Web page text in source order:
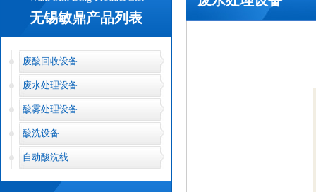
无锡敏鼎产品列表
废酸回收设备
废水处理设备
酸雾处理设备
酸洗设备
自动酸洗线